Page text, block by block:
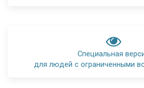
Специальная
для людей с ограниченными